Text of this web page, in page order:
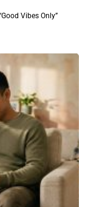
Vibes Only”